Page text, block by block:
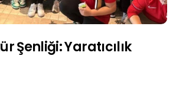
Şenliği: Yaratıcılık